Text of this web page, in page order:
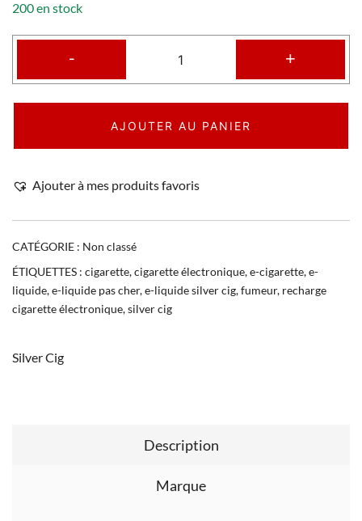
200 en stock
- +
AJOUTER AU PANIER
Ajouter à mes produits favoris
CATÉGORIE : Non classé
ÉTIQUETTES : cigarette,cigarette électronique,e-cigarette,e-
liquide,e-liquide pas cher,e-liquide silver cig,fumeur, recharge
cigarette électronique,silver cig
Silver Cig
Description
Marque